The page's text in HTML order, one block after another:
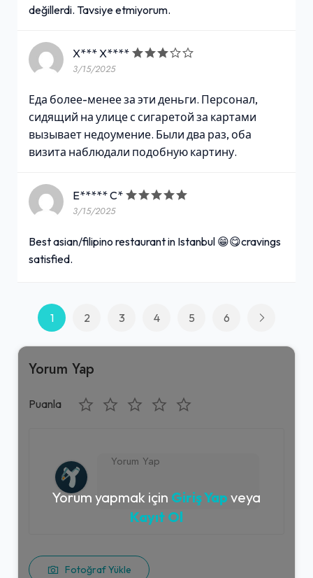
değillerdi. Tavsiye etmiyorum.
X*** X****
3/15/2025
Еда более-менее за эти деньги. Персонал,
сидящий на улице с сигаретой за картами
вызывает недоумение. Были два раз, оба
визита наблюдали подобную картину.
E***** C*
3/15/2025
Best asian/filipino restaurant in Istanbul 😁😋cravings
satisfied.
1 2 3 4 5 6
Yorum Yap
Puanla
Fotoğraf Yükle
Yorum yapmak için Giriş Yap veya
Kayıt Ol